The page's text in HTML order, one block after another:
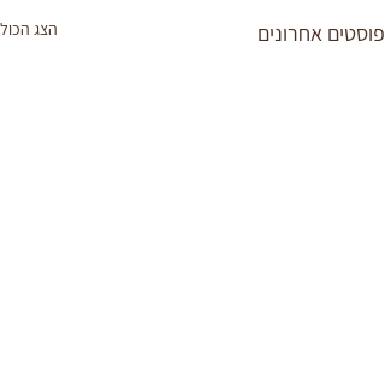
פוסטים אחרונים הצג הכול